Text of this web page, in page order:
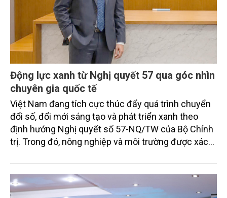
Động lực xanh từ Nghị quyết 57 qua góc nhìn
chuyên gia quốc tế
Việt Nam đang tích cực thúc đẩy quá trình chuyển
đổi số, đổi mới sáng tạo và phát triển xanh theo
định hướng Nghị quyết số 57-NQ/TW của Bộ Chính
trị. Trong đó, nông nghiệp và môi trường được xác
sắc bởi các tiến bộ công nghệ và cam kết bền vững
toàn cầu, đặc biệt là mục tiêu đưa phát thải ròng
bằng 0 (Net-Zero) vào năm 2050.